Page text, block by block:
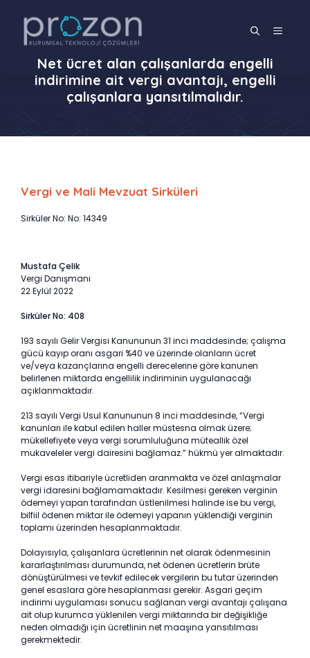
MENÜ
Net ücret alan çalışanlarda engelli
indirimine ait vergi avantajı, engelli
çalışanlara yansıtılmalıdır.
Vergi ve Mali Mevzuat Sirküleri
Sirküler No: No: 14349
Mustafa Çelik
Vergi Danışmanı
22 Eylül 2022
Sirküler No: 408
193 sayılı Gelir Vergisi Kanununun 31 inci maddesinde; çalışma
gücü kayıp oranı asgari %40 ve üzerinde olanların ücret
ve/veya kazançlarına engelli derecelerine göre kanunen
belirlenen miktarda engellilik indiriminin uygulanacağı
açıklanmaktadır.
213 sayılı Vergi Usul Kanununun 8 inci maddesinde, “Vergi
kanunları ile kabul edilen haller müstesna olmak üzere;
mükellefiyete veya vergi sorumluluğuna müteallik özel
mukaveleler vergi dairesini bağlamaz.” hükmü yer almaktadır.
Vergi esas itibariyle ücretliden aranmakta ve özel anlaşmalar
vergi idaresini bağlamamaktadır. Kesilmesi gereken verginin
ödemeyi yapan tarafından üstlenilmesi halinde ise bu vergi,
bilfiil ödenen miktar ile ödemeyi yapanın yüklendiği verginin
toplamı üzerinden hesaplanmaktadır.
Dolayısıyla, çalışanlara ücretlerinin net olarak ödenmesinin
kararlaştırılması durumunda, net ödenen ücretlerin brüte
dönüştürülmesi ve tevkif edilecek vergilerin bu tutar üzerinden
genel esaslara göre hesaplanması gerekir. Asgari geçim
indirimi uygulaması sonucu sağlanan vergi avantajı çalışana
ait olup kurumca yüklenilen vergi miktarında bir değişikliğe
neden olmadığı için ücretlinin net maaşına yansıtılması
gerekmektedir.